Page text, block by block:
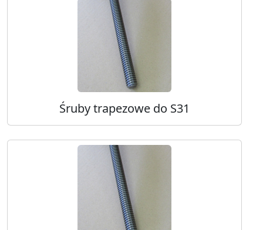
Śruby trapezowe do S31